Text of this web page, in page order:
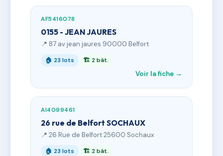
AF5416078
0155 - JEAN JAURES
📍 87 av jean jaures 90000 Belfort
🏠 23 lots 🏗 2 bât.
Voir la fiche →
AI4099461
26 rue de Belfort SOCHAUX
📍 26 Rue de Belfort 25600 Sochaux
🏠 23 lots 🏗 2 bât.